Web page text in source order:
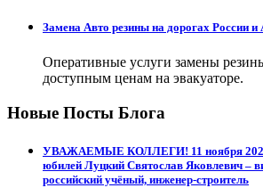
Замена Авто резины на дорогах России и
Оперативные услуги замены
доступным ценам на эвакуаторе.
Новые Посты Блога
УВАЖАЕМЫЕ КОЛЛЕГИ! 11 ноября 2025
юбилей Луцкий Святослав Яковлевич –
российский учёный, инженер-строитель